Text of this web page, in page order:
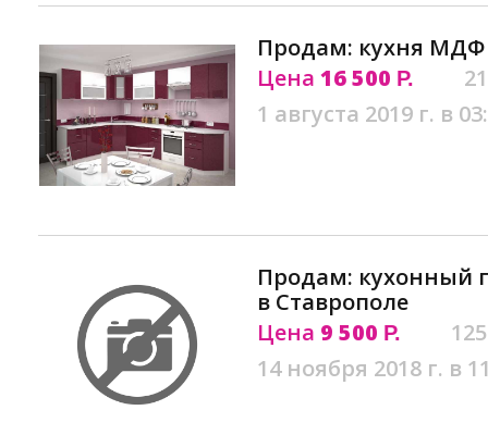
Продам: кухня МДФ
Цена 16 500 Р.
1 августа 2019 г. в
Продам: кухонный
в Ставрополе
Цена 9 500 Р.
14 ноября 2018 г. в